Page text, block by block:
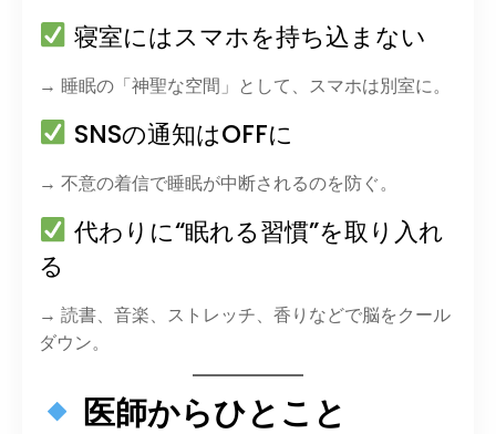
寝室にはスマホを持ち込まない
→ 睡眠の「神聖な空間」として、スマホは別室に。
SNSの通知はOFFに
→ 不意の着信で睡眠が中断されるのを防ぐ。
代わりに“眠れる習慣”を取り入れ
る
→ 読書、音楽、ストレッチ、香りなどで脳をクール
ダウン。
医師からひとこと